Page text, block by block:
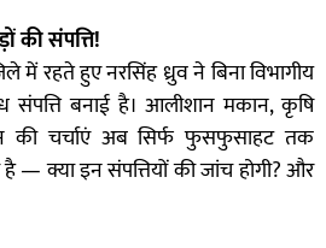
की संपत्ति!
में रहते हुए नरसिंह ध्रुव ने बिना विभागीय
बनाई है। आलीशान मकान, कृषि
की चर्चाएं अब सिर्फ फुसफुसाहट तक
— क्या इन संपत्तियों की जांच होगी? और